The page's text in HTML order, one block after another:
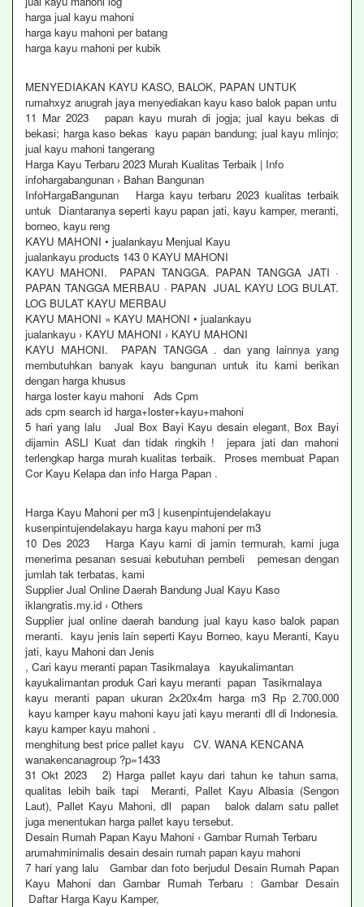
harga jual kayu mahoni
harga kayu mahoni per batang
harga kayu mahoni per kubik
MENYEDIAKAN KAYU KASO, BALOK, PAPAN UNTUK
rumahxyz anugrah jaya menyediakan kayu kaso balok papan untu
11 Mar 2023 papan kayu murah di jogja; jual kayu bekas di
bekasi; harga kaso bekas kayu papan bandung; jual kayu mlinjo;
jual kayu mahoni tangerang
Harga Kayu Terbaru 2023 Murah Kualitas Terbaik | Info
infohargabangunan › Bahan Bangunan
InfoHargaBangunan Harga kayu terbaru 2023 kualitas terbaik
untuk Diantaranya seperti kayu papan jati, kayu kamper, meranti,
borneo, kayu reng
KAYU MAHONI • jualankayu Menjual Kayu
jualankayu products 143 0 KAYU MAHONI
KAYU MAHONI. PAPAN TANGGA. PAPAN TANGGA JATI ·
PAPAN TANGGA MERBAU · PAPAN JUAL KAYU LOG BULAT.
LOG BULAT KAYU MERBAU
KAYU MAHONI » KAYU MAHONI • jualankayu
jualankayu › KAYU MAHONI › KAYU MAHONI
KAYU MAHONI. PAPAN TANGGA . dan yang lainnya yang
membutuhkan banyak kayu bangunan untuk itu kami berikan
dengan harga khusus
harga loster kayu mahoni Ads Cpm
ads cpm search id harga+loster+kayu+mahoni
5 hari yang lalu Jual Box Bayi Kayu desain elegant, Box Bayi
dijamin ASLI Kuat dan tidak ringkih ! jepara jati dan mahoni
terlengkap harga murah kualitas terbaik. Proses membuat Papan
Cor Kayu Kelapa dan info Harga Papan .
Harga Kayu Mahoni per m3 | kusenpintujendelakayu
kusenpintujendelakayu harga kayu mahoni per m3
10 Des 2023 Harga Kayu kami di jamin termurah, kami juga
menerima pesanan sesuai kebutuhan pembeli pemesan dengan
jumlah tak terbatas, kami
Supplier Jual Online Daerah Bandung Jual Kayu Kaso
iklangratis.my.id › Others
Supplier jual online daerah bandung jual kayu kaso balok papan
meranti. kayu jenis lain seperti Kayu Borneo, kayu Meranti, Kayu
jati, kayu Mahoni dan Jenis
, Cari kayu meranti papan Tasikmalaya kayukalimantan
kayukalimantan produk Cari kayu meranti papan Tasikmalaya
kayu meranti papan ukuran 2x20x4m harga m3 Rp 2.700.000
kayu kamper kayu mahoni kayu jati kayu meranti dll di Indonesia.
kayu kamper kayu mahoni .
menghitung best price pallet kayu CV. WANA KENCANA
wanakencanagroup ?p=1433
31 Okt 2023 2) Harga pallet kayu dari tahun ke tahun sama,
qualitas lebih baik tapi Meranti, Pallet Kayu Albasia (Sengon
Laut), Pallet Kayu Mahoni, dll papan balok dalam satu pallet
juga menentukan harga pallet kayu tersebut.
Desain Rumah Papan Kayu Mahoni ‹ Gambar Rumah Terbaru
arumahminimalis desain desain rumah papan kayu mahoni
7 hari yang lalu Gambar dan foto berjudul Desain Rumah Papan
Kayu Mahoni dan Gambar Rumah Terbaru : Gambar Desain
Daftar Harga Kayu Kamper,